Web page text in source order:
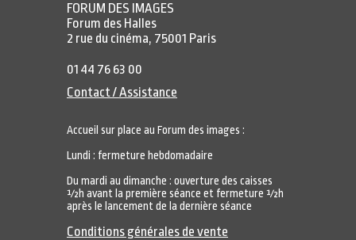
FORUM DES IMAGES
Forum des Halles
2 rue du cinéma, 75001 Paris
01 44 76 63 00
Contact / Assistance
Accueil sur place au Forum des images :
Lundi : fermeture hebdomadaire
Du mardi au dimanche : ouverture des caisses
½h avant la première séance et fermeture ½h
après le lancement de la dernière séance
Conditions générales de vente